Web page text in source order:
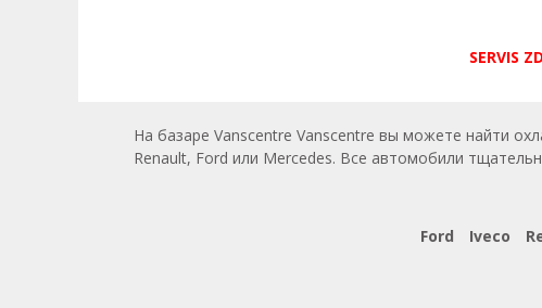
SERVIS
На базаре Vanscentre Vanscentre вы можете найти
Renault, Ford или Mercedes. Все автомобили
Ford Iveco